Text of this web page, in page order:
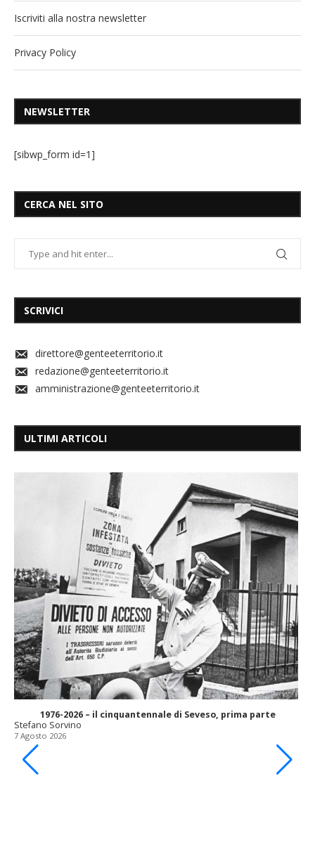
Iscriviti alla nostra newsletter
Privacy Policy
NEWSLETTER
[sibwp_form id=1]
CERCA NEL SITO
SCRIVICI
direttore@genteeterritorio.it
redazione@genteeterritorio.it
amministrazione@genteeterritorio.it
ULTIMI ARTICOLI
1976-2026 – il cinquantennale di Seveso, prima parte
Stefano Sorvino
7 Agosto 2026